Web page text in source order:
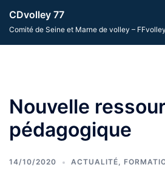
CDvolley 77
Comité de Seine et Marne de volley – FFvolley
Nouvelle
pédagogique
14/10/2020 ACTUALITÉ,